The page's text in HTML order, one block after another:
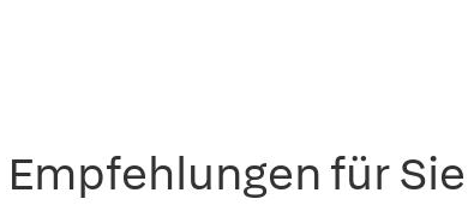
Empfehlungen für Sie